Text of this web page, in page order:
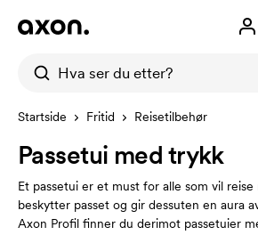
Startside Fritid Reisetilbehør
Passetui med trykk
Et passetui er et must for alle som vil
beskytter passet og gir dessuten en aura
Axon Profil finner du derimot passetuier